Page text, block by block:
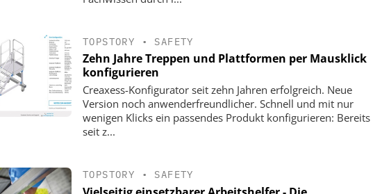
TOPSTORY • SAFETY
Zehn Jahre Treppen und Plattformen per Mausklick
konfigurieren
Creaxess-Konfigurator seit zehn Jahren erfolgreich. Neue
Version noch anwenderfreundlicher. Schnell und mit nur
wenigen Klicks ein passendes Produkt konfigurieren: Bereits
seit z...
TOPSTORY • SAFETY